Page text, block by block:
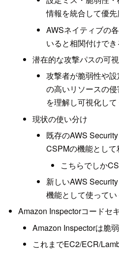
情報を統合して優
AWSネイティブの
いると相関付けで
潜在的な攻撃パスの可
攻撃者が脆弱性や
の高いリソースの
を理解し可視化して
現状の使い分け
既存のAWS
CSPMの機能として
こちらでしか
新しいAWS
機能として使ってい
Amazon Inspectorコードセ
Amazon Inspectorは脆
これまでEC2/ECR/